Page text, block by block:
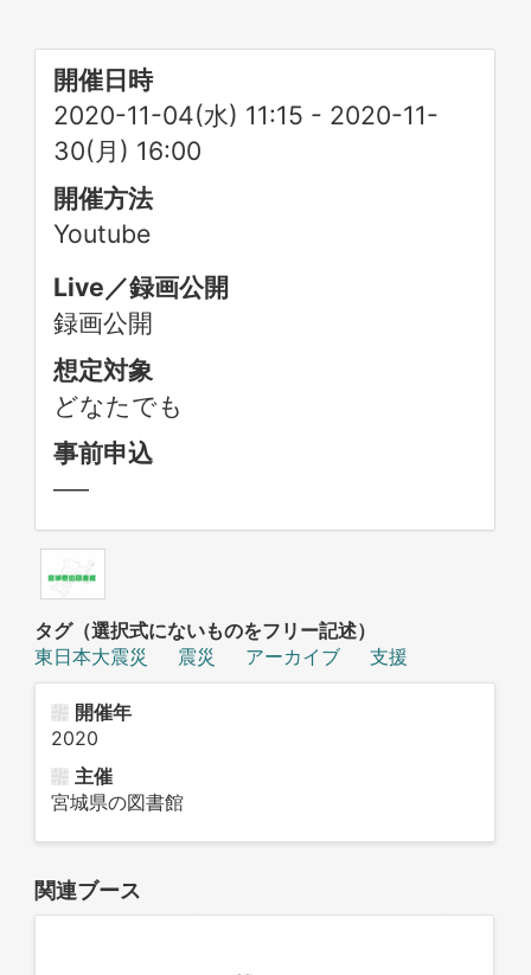
開催日時
2020-11-04(水) 11:15 - 2020-11-
30(月) 16:00
開催方法
Youtube
Live／録画公開
録画公開
想定対象
どなたでも
事前申込
──
タグ（選択式にないものをフリー記述）
東日本大震災
震災 アーカイブ 支援
開催年
2020
主催
宮城県の図書館
関連ブース